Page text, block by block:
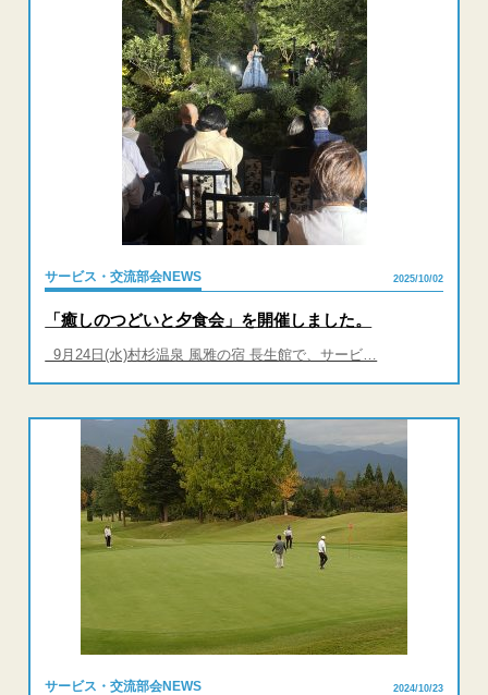
サービス・交流部会NEWS 2025/10/02
「癒しのつどいと夕食会」を開催しました。
9月24日(水)村杉温泉 風雅の宿 長生館で、サービ…
サービス・交流部会NEWS 2024/10/23